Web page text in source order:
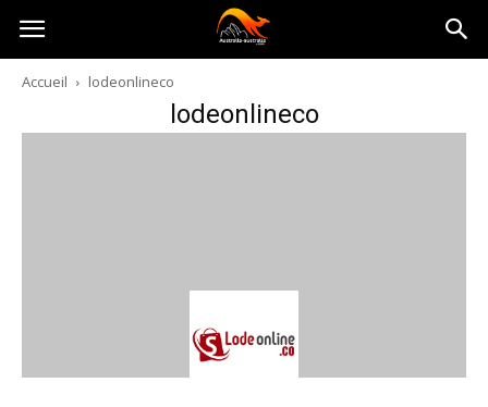
Australia-
australie.com
Accueil lodeonlineco
lodeonlineco